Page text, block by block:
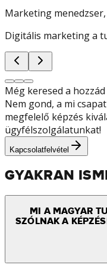
Marketing menedzser
Digitális marketing a
Még keresed a
Nem gond, a mi
megfelelő képzés
ügyfélszolgálatunkat!
Kapcsolatfelvétel
GYAKRAN
MI A MAGYAR
SZÓLNAK A